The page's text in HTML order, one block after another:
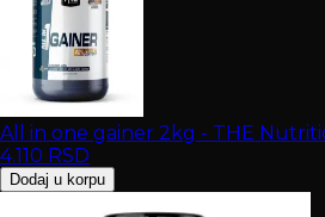
All in one gainer 2kg - THE
4.110 RSD
Dodaj u korpu